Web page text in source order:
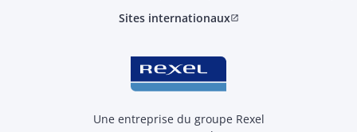
Sites internationauxopen_in_new
Une entreprise du groupe Rexel